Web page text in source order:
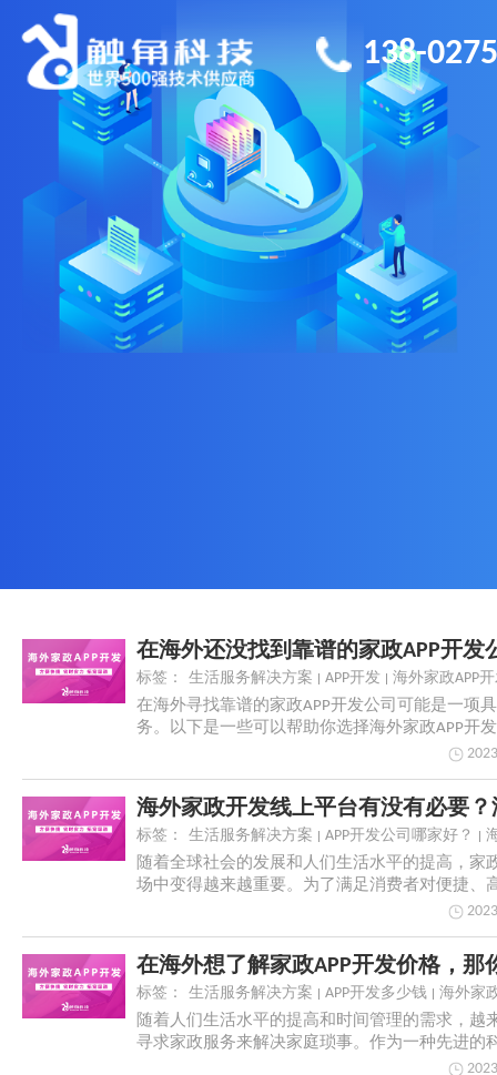
138-
标签： 生活服务解决方案 APP开发
海外家政APP
在海外寻找靠谱的家政APP开发公司可能是一项
务。以下是一些可以帮助你选择海外家政APP开
标签： 生活服务解决方案 APP开发公司哪家好？
随着全球社会的发展和人们生活水平的提高，家
场中变得越来越重要。为了满足消费者对便捷、
标签： 生活服务解决方案 APP开发多少钱
海外家
随着人们生活水平的提高和时间管理的需求，越
寻求家政服务来解决家庭琐事。作为一种先进的